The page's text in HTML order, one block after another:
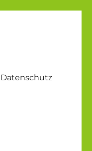
Datenschutz